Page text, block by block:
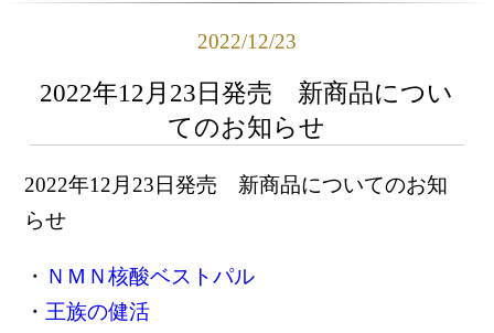
2022/12/23
2022年12月23日発売 新商品につい
てのお知らせ
2022年12月23日発売 新商品についてのお知
らせ
・ ＮＭＮ核酸ベストパル
・ 王族の健活